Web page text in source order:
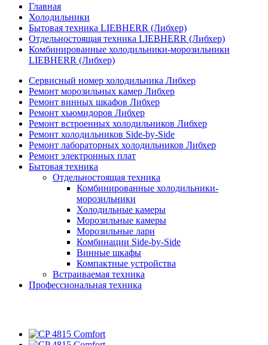
Главная
Холодильники
Бытовая техника LIEBHERR (Либхер)
Отдельностоящая техника LIEBHERR (Либхер)
Комбинированные холодильники-морозильники
LIEBHERR (Либхер)
Сервисный номер холодильника Либхер
Ремонт морозильных камер Либхер
Ремонт винных шкафов Либхер
Ремонт хьюмидоров Либхер
Ремонт встроенных холодильников Либхер
Ремонт холодильников Side-by-Side
Ремонт лабораторных холодильников Либхер
Ремонт электронных плат
Бытовая техника
Отдельностоящая техника
Комбинированные холодильники-
морозильники
Холодильные камеры
Морозильные камеры
Морозильные лари
Комбинации Side-by-Side
Винные шкафы
Компактные устройства
Встраиваемая техника
Профессиональная техника